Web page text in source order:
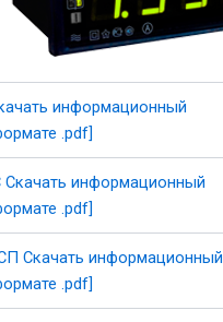
информационный
.pdf]
информационный
.pdf]
Скачать информационный
.pdf]